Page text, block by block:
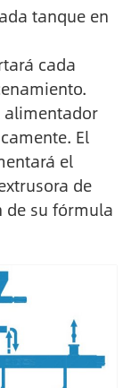
tanque en
cada
alimentador
El
el
de
de su fórmula